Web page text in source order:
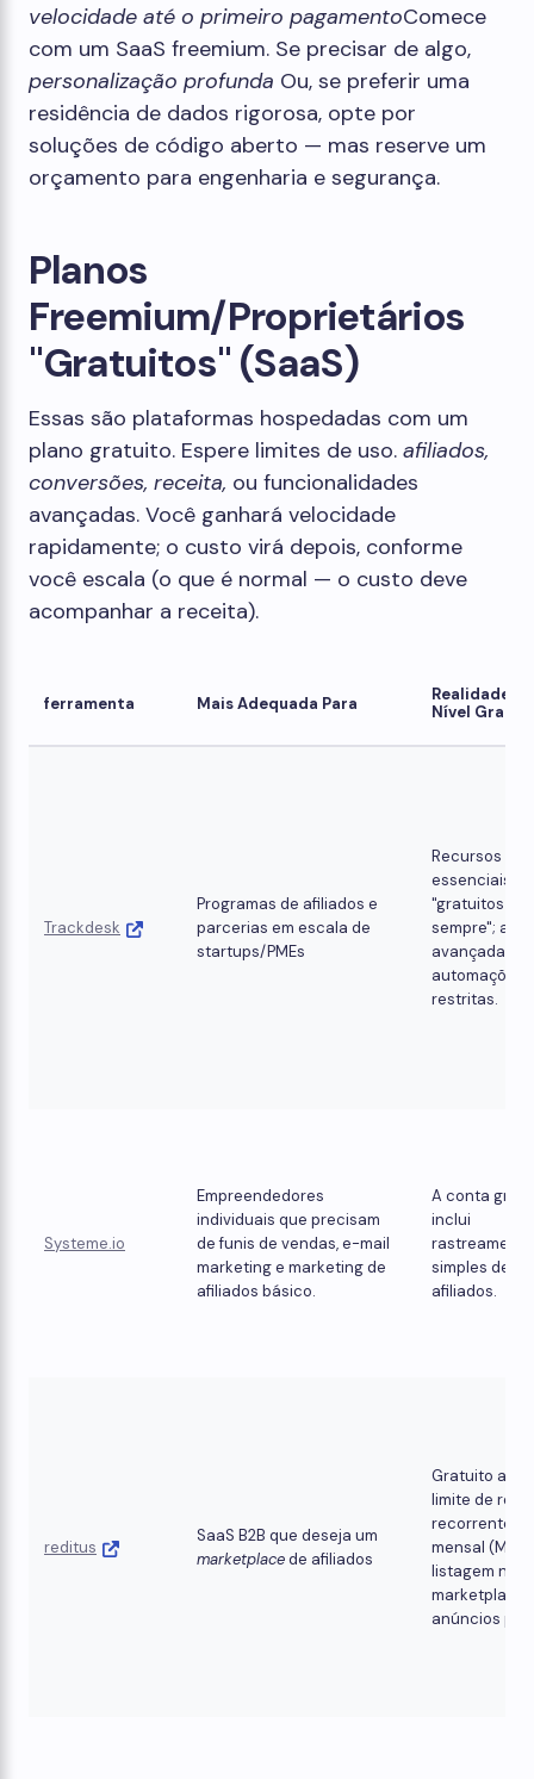
velocidade até o primeiro pagamentoComece
com um SaaS freemium. Se precisar de algo,
personalização profunda Ou, se preferir uma
residência de dados rigorosa, opte por
soluções de código aberto — mas reserve um
orçamento para engenharia e segurança.
Planos
Freemium/Proprietários
"Gratuitos" (SaaS)
Essas são plataformas hospedadas com um
plano gratuito. Espere limites de uso. afiliados,
conversões, receita, ou funcionalidades
avançadas. Você ganhará velocidade
rapidamente; o custo virá depois, conforme
você escala (o que é normal — o custo deve
acompanhar a receita).
ferramenta Mais Adequada Para
Realidade do
Nível
Trackdesk
Programas de afiliados e
parcerias em escala de
startups/PMEs
Recursos
essenciais
"gratuitos
sempre";
avançadas e
automações
restritas.
Systeme.io
Empreendedores
individuais que precisam
de funis de vendas, e-mail
marketing e marketing de
afiliados básico.
A conta
inclui
rastreamento
simples de
afiliados.
reditus
SaaS B2B que deseja um
marketplacede afiliados
Gratuito até
limite de
recorrente
mensal
listagem no
marketplace
anúncios